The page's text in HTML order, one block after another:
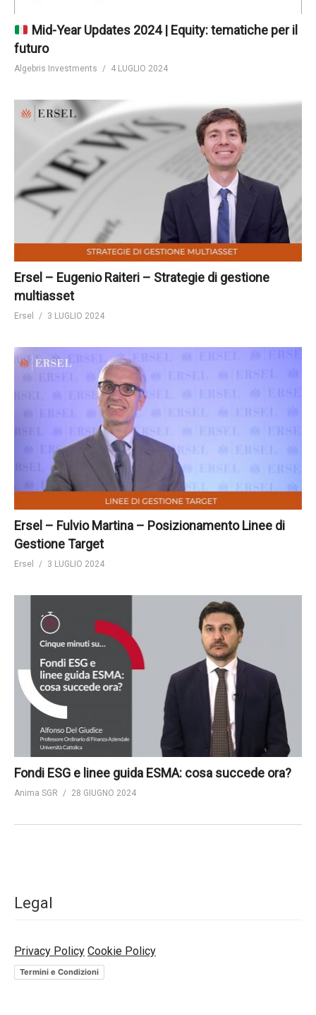
Mid-Year Updates 2024 | Equity: tematiche per il
futuro
Algebris Investments 4 LUGLIO 2024
Ersel – Eugenio Raiteri – Strategie di gestione
multiasset
Ersel 3 LUGLIO 2024
Ersel – Fulvio Martina – Posizionamento Linee di
Gestione Target
Ersel 3 LUGLIO 2024
Fondi ESG e linee guida ESMA: cosa succede ora?
Anima SGR 28 GIUGNO 2024
Legal
Privacy Policy Cookie Policy
Termini e Condizioni